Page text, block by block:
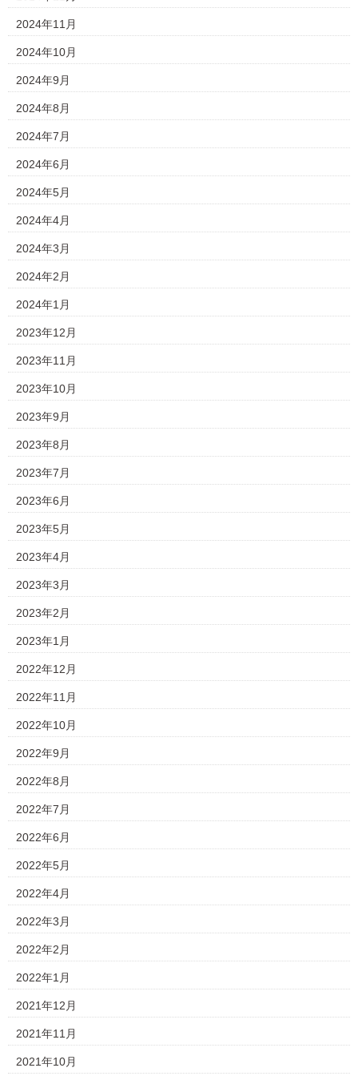
2024年11月
2024年10月
2024年9月
2024年8月
2024年7月
2024年6月
2024年5月
2024年4月
2024年3月
2024年2月
2024年1月
2023年12月
2023年11月
2023年10月
2023年9月
2023年8月
2023年7月
2023年6月
2023年5月
2023年4月
2023年3月
2023年2月
2023年1月
2022年12月
2022年11月
2022年10月
2022年9月
2022年8月
2022年7月
2022年6月
2022年5月
2022年4月
2022年3月
2022年2月
2022年1月
2021年12月
2021年11月
2021年10月